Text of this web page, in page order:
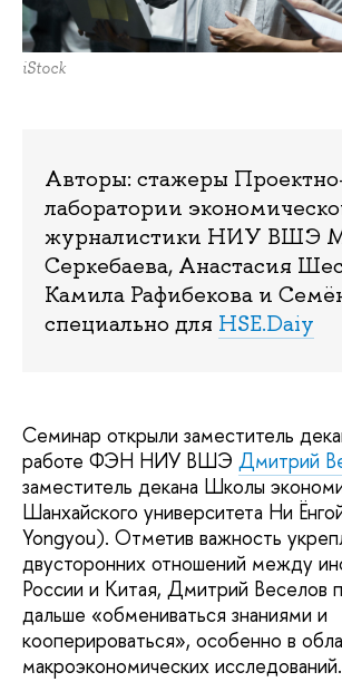
iStock
Авторы: стажеры
лаборатории
журналистики НИУ ВШЭ
Серкебаева, Анастасия
Камила Рафибекова и
специально для HSE.Daiy
Семинар открыли заместитель
работе ФЭН НИУ ВШЭ Дмитрий
заместитель декана Школы
Шанхайского университета Ни
Yongyou). Отметив важность
двусторонних отношений между
России и Китая, Дмитрий Веселов
дальше «обмениваться знаниями и
кооперироваться», особенно в
макроэкономических исследований.